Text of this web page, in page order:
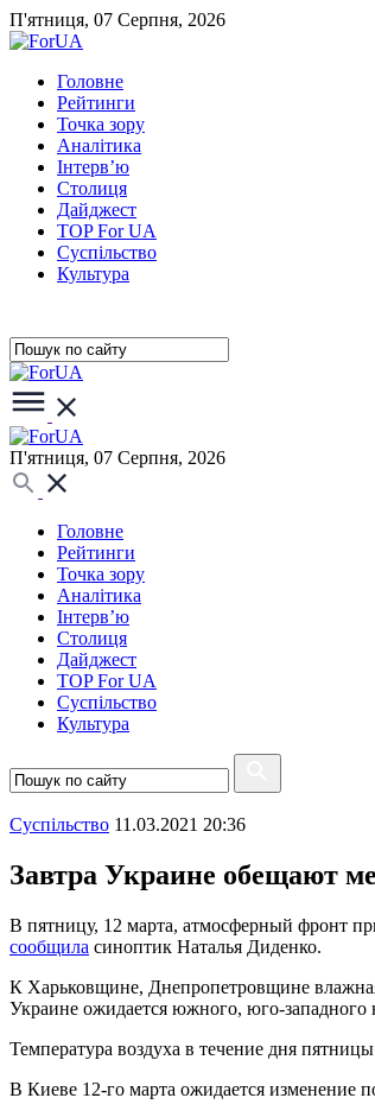
П'ятниця, 07 Серпня, 2026
Головне
Рейтинги
Точка зору
Аналітика
Інтерв’ю
Столиця
Дайджест
TOP For UA
Суспiльство
Культура
П'ятниця, 07 Серпня, 2026
Головне
Рейтинги
Точка зору
Аналітика
Інтерв’ю
Столиця
Дайджест
TOP For UA
Суспiльство
Культура
Суспiльство 11.03.2021 20:36
Завтра Украине обещают
В пятницу, 12 марта, атмосферный фронт
сообщила синоптик Наталья Диденко.
К Харьковщине, Днепропетровщине
Украине ожидается южного, юго-
Температура воздуха в течение дня
В Киеве 12-го марта ожидается изменение